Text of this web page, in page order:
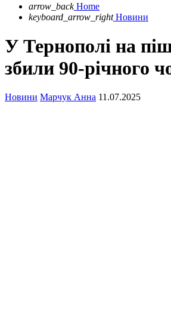
arrow_back Home
keyboard_arrow_right Новини
У Тернополі на
збили 90-річного
Новини Марчук Анна 11.07.2025